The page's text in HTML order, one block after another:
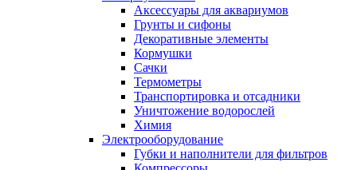
Аксессуары для аквариумов
Грунты и сифоны
Декоративные элементы
Кормушки
Сачки
Термометры
Транспортировка и отсадники
Уничтожение водорослей
Химия
Электрооборудование
Губки и наполнители для фильтров